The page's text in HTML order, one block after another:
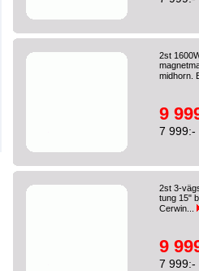
2st
midhorn.
9
7 999:-
2st 3-
tung 15"
Cerwin...
9
7 999:-